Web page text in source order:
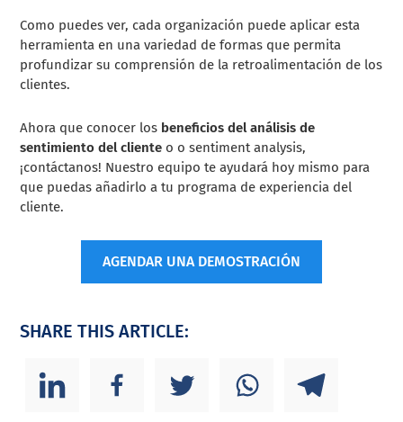
Como puedes ver, cada organización puede aplicar esta
herramienta en una variedad de formas que permita
profundizar su comprensión de la retroalimentación de los
clientes.
Ahora que conocer los beneficios del análisis de
sentimiento del cliente o o sentiment analysis,
¡contáctanos! Nuestro equipo te ayudará hoy mismo para
que puedas añadirlo a tu programa de experiencia del
cliente.
AGENDAR UNA DEMOSTRACIÓN
SHARE THIS ARTICLE: